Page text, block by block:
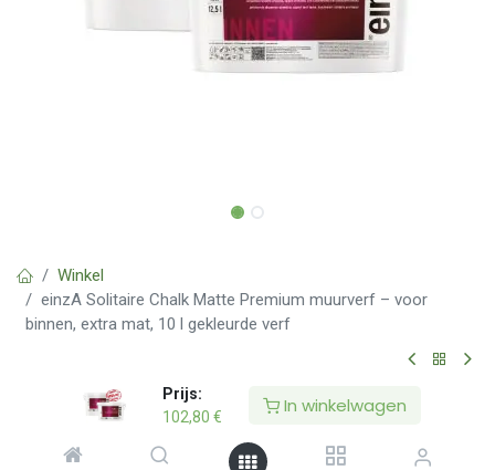
Prijs:
102,80 € In winkelwagen
Winkel
einzA Solitaire Chalk Matte Premium muurverf – voor
binnen, extra mat, 10 l gekleurde verf
einzA Solitaire Chalk Matte Premium
muurverf – voor binnen, extra mat, 10